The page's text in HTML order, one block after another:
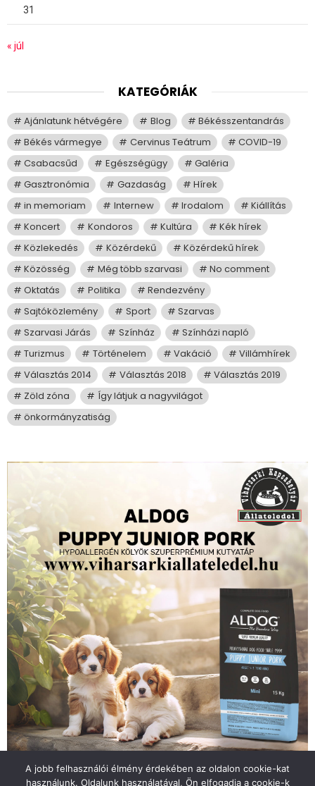
31
« júl
KATEGÓRIÁK
Ajánlatunk hétvégére Blog
Békésszentandrás
Békés vármegye
Cervinus Teátrum
COVID-19
Csabacsűd
Egészségügy
Galéria
Gasztronómia
Gazdaság
Hírek
in memoriam
Internew Irodalom
Kiállítás
Koncert
Kondoros Kultúra
Kék hírek
Közlekedés
Közérdekű
Közérdekű hírek
Közösség
Még több szarvasi
No comment
Oktatás
Politika
Rendezvény
Sajtóközlemény
Sport
Szarvas
Szarvasi Járás
Színház
Színházi napló
Turizmus
Történelem Vakáció
Villámhírek
Választás 2014
Választás 2018
Választás 2019
Zöld zóna
Így látjuk a nagyvilágot
önkormányzatiság
A jobb felhasználói élmény érdekében az oldalon cookie-kat
használunk. Oldalunk használatával, Ön elfogadja a cookie-k